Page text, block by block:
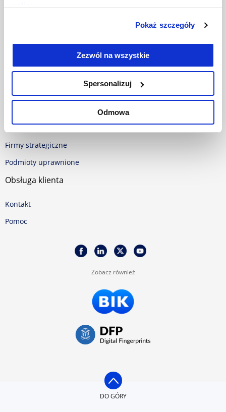
Pokaż szczegóły
Zezwól na wszystkie
Spersonalizuj
Odmowa
Oferta
Dla firm
Dla konsumentów
Firmy strategiczne
Podmioty uprawnione
Obsługa klienta
Kontakt
Pomoc
Zobacz również
DO GÓRY